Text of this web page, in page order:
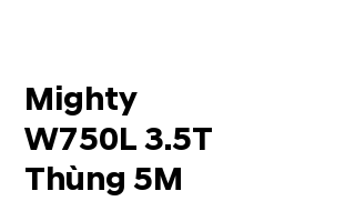
Mighty
W750L 3.5T
Thùng 5M